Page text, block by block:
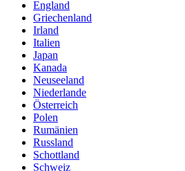
England
Griechenland
Irland
Italien
Japan
Kanada
Neuseeland
Niederlande
Österreich
Polen
Rumänien
Russland
Schottland
Schweiz